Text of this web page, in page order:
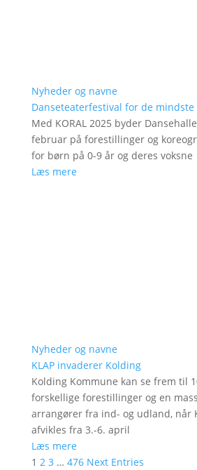
Nyheder og navne
Danseteaterfestival for de mindste
Med KORAL 2025 byder
februar på forestillinger og
for børn på 0-9 år og deres voksne
Læs mere
Nyheder og navne
KLAP invaderer Kolding
Kolding Kommune kan se frem til
forskellige forestillinger og en
arrangører fra ind- og udland, når
afvikles fra 3.-6. april
Læs mere
1 2 3 … 476 Next Entries